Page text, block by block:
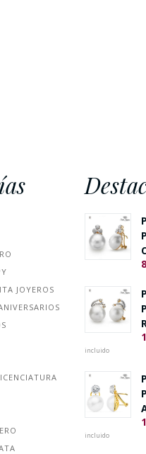
JOYEROS
incluido
incluido